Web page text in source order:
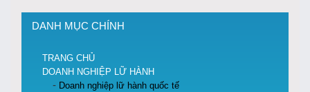
DANH MỤC CHÍNH
TRANG CHỦ
DOANH NGHIỆP LỮ HÀNH
Doanh nghiệp lữ hành quốc tế